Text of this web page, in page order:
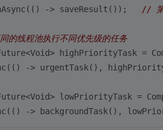
-> saveResult());
// 第
的线程池执行不同优先级的任务
highPriorityTask =
-> urgentTask(),
lowPriorityTask =
-> backgroundTask(),